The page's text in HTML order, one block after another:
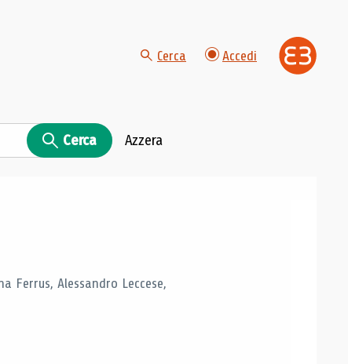
Cerca Accedi
Cerca Azzera
Ferrus, Alessandro Leccese,